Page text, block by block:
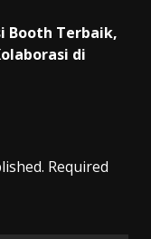
Booth Terbaik,
di
Required